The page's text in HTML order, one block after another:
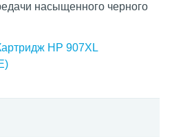
насыщенного черного
HP 907XL